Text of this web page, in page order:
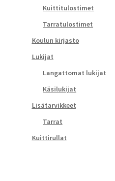
Kuittitulostimet
Tarratulostimet
Koulun kirjasto
Lukijat
Langattomat lukijat
Käsilukijat
Lisätarvikkeet
Tarrat
Kuittirullat